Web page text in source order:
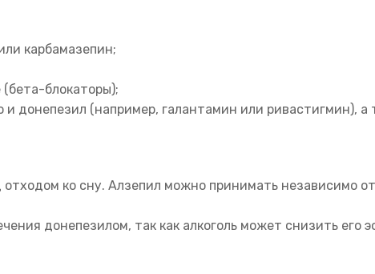
карбамазепин;
блокаторы);
донепезил (например, галантамин или ривастигмин),
ко сну. Алзепил можно принимать независимо
донепезилом, так как алкоголь может снизить его